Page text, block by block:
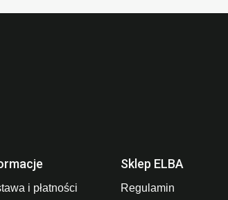
i płatności
Sklep ELBA
Regulamin